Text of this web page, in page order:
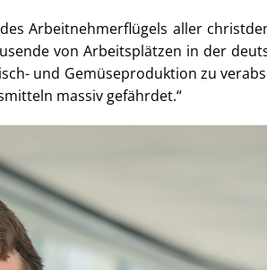
Arbeitnehmerflügels aller
von Arbeitsplätzen in der
und Gemüseproduktion zu
massiv gefährdet.“